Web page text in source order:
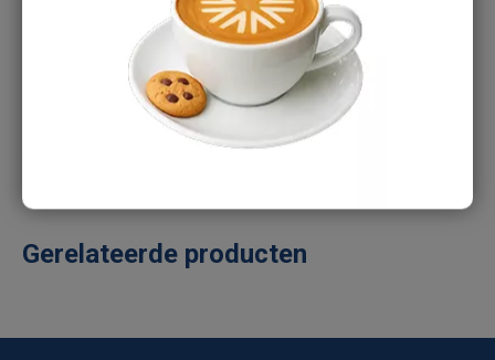
Heb je een vraag over dit product?
Ons verkoopteam staat je graag te woord:
Gerelateerde producten